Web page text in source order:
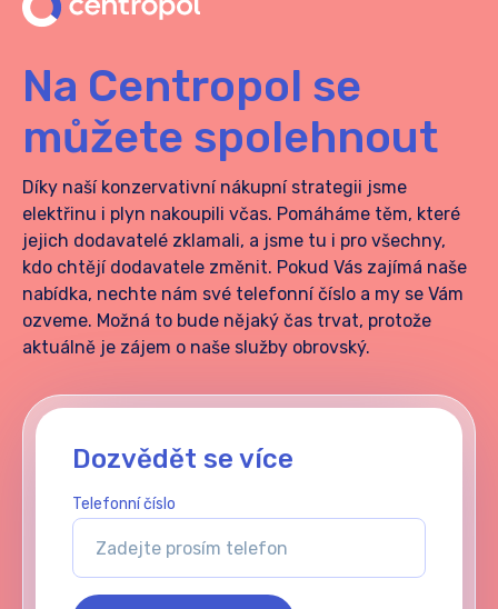
Na Centropol se
můžete spolehnout
Díky naší konzervativní nákupní strategii jsme
elektřinu i plyn nakoupili včas. Pomáháme těm, které
jejich dodavatelé zklamali, a jsme tu i pro všechny,
kdo chtějí dodavatele změnit. Pokud Vás zajímá naše
nabídka, nechte nám své telefonní číslo a my se Vám
ozveme. Možná to bude nějaký čas trvat, protože
aktuálně je zájem o naše služby obrovský.
Dozvědět se více
Telefonní číslo